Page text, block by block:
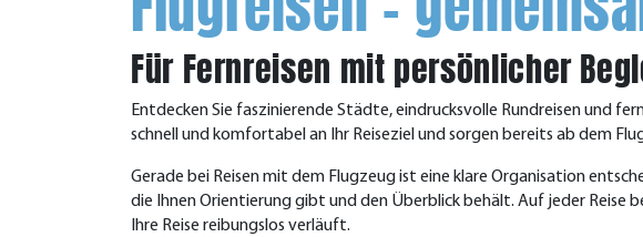
Für Fernreisen mit persönlicher
Entdecken Sie faszinierende Städte, eindrucksvolle Rundreisen und
schnell und komfortabel an Ihr Reiseziel und sorgen bereits ab dem
Gerade bei Reisen mit dem Flugzeug ist eine klare Organisation
die Ihnen Orientierung gibt und den Überblick behält. Auf jeder Reise
Ihre Reise reibungslos verläuft.